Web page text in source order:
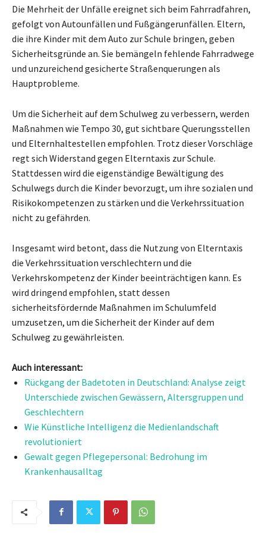
Die Mehrheit der Unfälle ereignet sich beim Fahrradfahren,
gefolgt von Autounfällen und Fußgängerunfällen. Eltern,
die ihre Kinder mit dem Auto zur Schule bringen, geben
Sicherheitsgründe an. Sie bemängeln fehlende Fahrradwege
und unzureichend gesicherte Straßenquerungen als
Hauptprobleme.
Um die Sicherheit auf dem Schulweg zu verbessern, werden
Maßnahmen wie Tempo 30, gut sichtbare Querungsstellen
und Elternhaltestellen empfohlen. Trotz dieser Vorschläge
regt sich Widerstand gegen Elterntaxis zur Schule.
Stattdessen wird die eigenständige Bewältigung des
Schulwegs durch die Kinder bevorzugt, um ihre sozialen und
Risikokompetenzen zu stärken und die Verkehrssituation
nicht zu gefährden.
Insgesamt wird betont, dass die Nutzung von Elterntaxis
die Verkehrssituation verschlechtern und die
Verkehrskompetenz der Kinder beeinträchtigen kann. Es
wird dringend empfohlen, statt dessen
sicherheitsfördernde Maßnahmen im Schulumfeld
umzusetzen, um die Sicherheit der Kinder auf dem
Schulweg zu gewährleisten.
Auch interessant:
Rückgang der Badetoten in Deutschland: Analyse zeigt
Unterschiede zwischen Gewässern, Altersgruppen und
Geschlechtern
Wie Künstliche Intelligenz die Medienlandschaft
revolutioniert
Gewalt gegen Pflegepersonal: Bedrohung im
Krankenhausalltag